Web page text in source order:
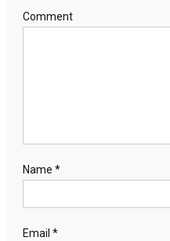
Comment
Name *
Email *